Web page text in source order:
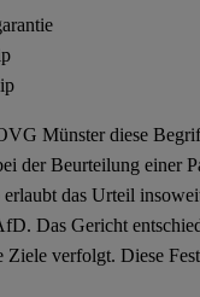
Münster diese
der Beurteilung einer
das Urteil
Das Gericht
Ziele verfolgt. Diese